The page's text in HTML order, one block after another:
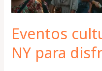
Eventos
NY para